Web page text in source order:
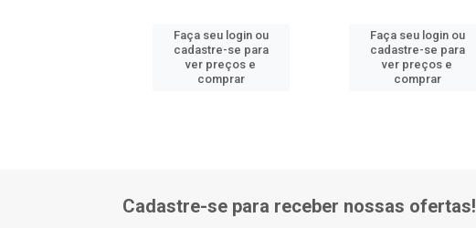
Faça seu login ou
cadastre-se para
ver preços e
comprar
Faça seu login ou
cadastre-se para
ver preços e
comprar
Cadastre-se para receber nossas ofertas!